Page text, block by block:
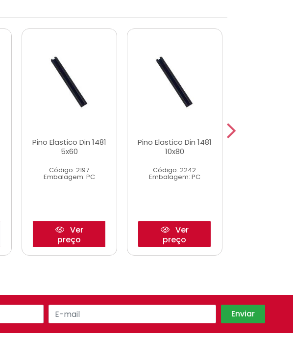
Pino Elastico Din 1481
5x60
Código: 2197
Embalagem: PC
Ver
preço
Pino Elastico Din 1481
10x80
Código: 2242
Embalagem: PC
Ver
preço